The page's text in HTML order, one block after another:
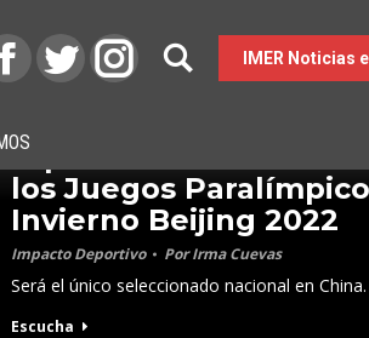
IMER Noticias
Arly Velásquez
representará a México
los Juegos
Invierno Beijing 2022
Impacto Deportivo PorIrma Cuevas
Será el único seleccionado nacional en China.
Escucha